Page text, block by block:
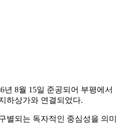
년 8월 15일 준공되어 부평에서
하상가와 연결되었다.
별되는 독자적인 중심성을 의미